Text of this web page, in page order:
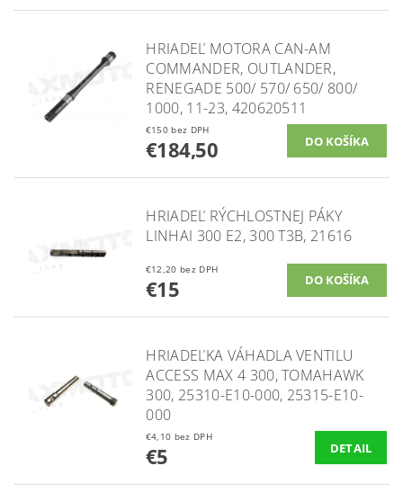
HRIADEĽ MOTORA CAN-AM
COMMANDER, OUTLANDER,
RENEGADE 500/ 570/ 650/ 800/
1000, 11-23, 420620511
€150 bez DPH
€184,50
HRIADEĽ RÝCHLOSTNEJ PÁKY
LINHAI 300 E2, 300 T3B, 21616
€12,20 bez DPH
€15
HRIADEĽKA VÁHADLA VENTILU
ACCESS MAX 4 300, TOMAHAWK
300, 25310-E10-000, 25315-E10-
000
€4,10 bez DPH
€5 DETAIL